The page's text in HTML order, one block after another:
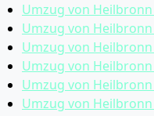
Umzug von
Umzug von
Umzug von
Umzug von
Umzug von
Umzug von